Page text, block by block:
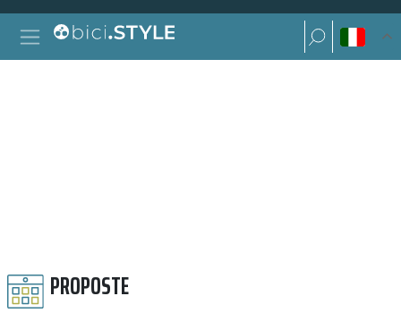
Vai al contenuto
Navigazione principale
Ricerca per:
Ricerca per:
PROPOSTE